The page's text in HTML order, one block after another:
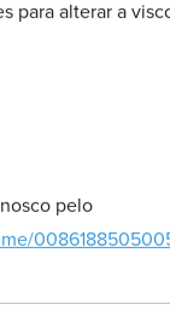
para alterar a
pelo